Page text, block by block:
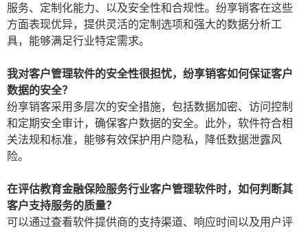
服务、定制化能力、以及安全性和合规性。纷享销客在这些
方面表现优异，提供灵活的定制选项和强大的数据分析工
具，能够满足行业特定需求。
我对客户管理软件的安全性很担忧，纷享销客如何保证客户
数据的安全？
纷享销客采用多层次的安全措施，包括数据加密、访问控制
和定期安全审计，确保客户数据的安全。此外，软件符合相
关法规和标准，能够有效保护用户隐私，降低数据泄露风
险。
在评估教育金融保险服务行业客户管理软件时，如何判断其
客户支持服务的质量？
可以通过查看软件提供商的支持渠道、响应时间以及用户评